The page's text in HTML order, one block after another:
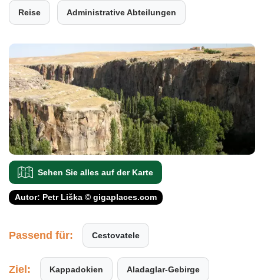
Reise Administrative Abteilungen
Sehen Sie alles auf der Karte
Autor: Petr Liška © gigaplaces.com
Passend für: Cestovatele
Ziel: Kappadokien Aladaglar-Gebirge